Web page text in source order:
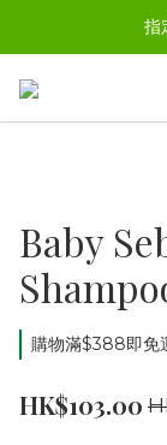
指
Baby
購物滿$388即免
HK$103.00